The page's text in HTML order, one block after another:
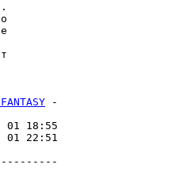
-
18:55
22:51